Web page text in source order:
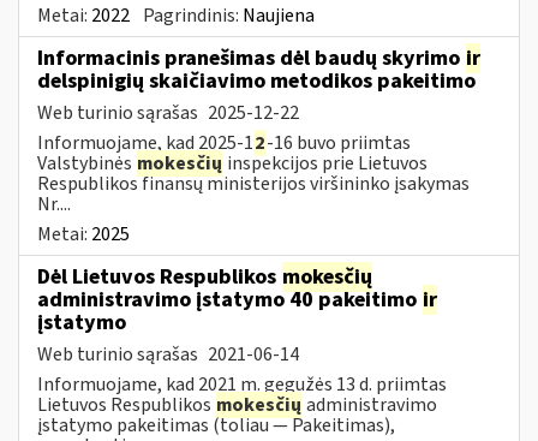
Metai: 2022 Pagrindinis: Naujiena
Informacinis pranešimas dėl baudų skyrimo ir
delspinigių skaičiavimo metodikos pakeitimo
Web turinio sąrašas 2025-12-22
Informuojame, kad 2025-12-16 buvo priimtas
Valstybinės mokesčių inspekcijos prie Lietuvos
Respublikos finansų ministerijos viršininko įsakymas
Nr....
Metai: 2025
Dėl Lietuvos Respublikos mokesčių
administravimo įstatymo 40 pakeitimo ir
įstatymo
Web turinio sąrašas 2021-06-14
Informuojame, kad 2021 m. gegužės 13 d. priimtas
Lietuvos Respublikos mokesčių administravimo
įstatymo pakeitimas (toliau — Pakeitimas),